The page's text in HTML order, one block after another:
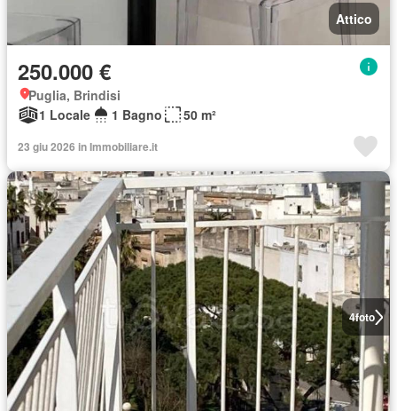
Attico
250.000 €
Puglia, Brindisi
1 Locale
1 Bagno 50 m²
23 giu 2026 in Immobiliare.it
4foto